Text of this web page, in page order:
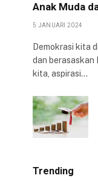
Anak Muda
5 JANUARI 2024
Demokrasi kita
dan berasaskan
kita, aspirasi…
Trending